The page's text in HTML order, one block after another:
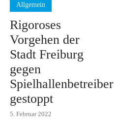
Allgemein
Rigoroses
Vorgehen der
Stadt Freiburg
gegen
Spielhallenbetreiber
gestoppt
5. Februar 2022